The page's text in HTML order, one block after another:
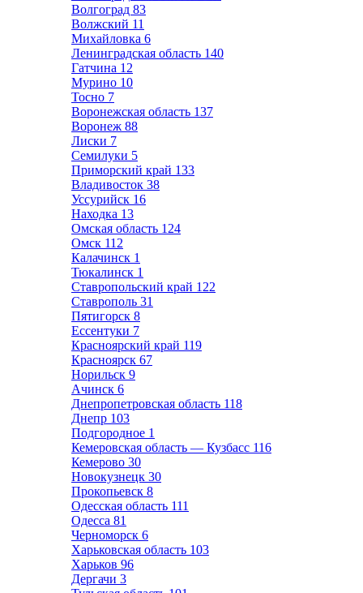
Волгоград 83
Волжский 11
Михайловка 6
Ленинградская область 140
Гатчина 12
Мурино 10
Тосно 7
Воронежская область 137
Воронеж 88
Лиски 7
Семилуки 5
Приморский край 133
Владивосток 38
Уссурийск 16
Находка 13
Омская область 124
Омск 112
Калачинск 1
Тюкалинск 1
Ставропольский край 122
Ставрополь 31
Пятигорск 8
Ессентуки 7
Красноярский край 119
Красноярск 67
Норильск 9
Ачинск 6
Днепропетровская область 118
Днепр 103
Подгородное 1
Кемеровская область — Кузбасс 116
Кемерово 30
Новокузнецк 30
Прокопьевск 8
Одесская область 111
Одесса 81
Черноморск 6
Харьковская область 103
Харьков 96
Дергачи 3